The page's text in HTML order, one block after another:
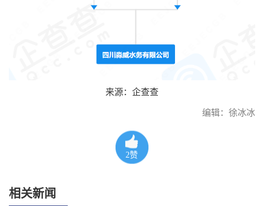
来源：企查查
编辑：徐冰冰
2赞
相关新闻